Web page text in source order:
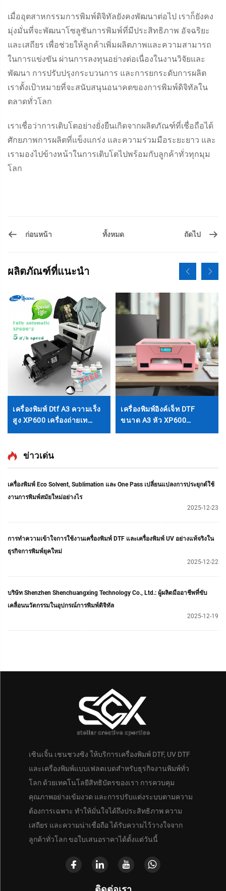
เมื่ออุตสาหกรรมการพิมพ์ดิจิทัลยังคงพัฒนาต่อไป เราก็ยังคง
มุ่งมั่นที่จะพัฒนาโซลูชันการพิมพ์ที่มีประสิทธิภาพ อัจฉริยะ
และเสถียร เพื่อช่วยให้ลูกค้าเพิ่มผลิตภาพและความสามารถ
ในการแข่งขัน ผ่านการลงทุนอย่างต่อเนื่องในงานวิจัยและ
พัฒนา การปรับปรุงกระบวนการ และการยกระดับการผลิต
เราตั้งเป้าหมายที่จะสนับสนุนอนาคตของการพิมพ์ดิจิทัลใน
ตลาดทั่วโลก
เราเชื่อว่าการเติบโตอย่างยั่งยืนเกิดจากผลิตภัณฑ์ที่เชื่อถือได้
ศักยภาพการผลิตที่แข็งแกร่ง และความร่วมมือระยะยาว และ
เรามองไปข้างหน้าในการเติบโตไปพร้อมกับลูกค้าทั่วทุกมุม
โลก
ก่อนหน้า ทั้งหมด ถัดไป
ผลิตภัณฑ์ที่แนะนำ
เครื่องพิมพ์ Dtf A3 ความเร็ง
สูง XP600 เครื่องถ่ายเท
และสิ่งทอทุกชนิด พร้อมเตา
เครื่องพิมพ์อิงค์เจ็ท DTF
ขนาด A3 หัว XP600
ข่าวเด่น
เครื่องพิมพ์ Eco Solvent, Sublimation และ One Pass เปลี่ยนแปลงการประยุกต์ใช้
งานการพิมพ์สมัยใหม่อย่างไร
2025-12-23
การทำความเข้าใจการใช้งานเครื่องพิมพ์ DTF และเครื่องพิมพ์ UV อย่างแท้จริงใน
ธุรกิจการพิมพ์ยุคใหม่
2025-12-22
บริษัท Shenzhen Shenchuangxing Technology Co., Ltd.: ผู้ผลิตมืออาชีพที่ขับ
เคลื่อนนวัตกรรมในอุปกรณ์การพิมพ์ดิจิทัล
2025-12-19
เซินเจิ้น เชนชวงซิง ให้บริการเครื่องพิมพ์ DTF, UV DTF
และเครื่องพิมพ์แบบเฟลตเบดสำหรับธุรกิจงานพิมพ์ทั่ว
โลก ด้วยเทคโนโลยีสิทธิบัตรของเรา การควบคุม
คุณภาพอย่างเข้มงวด และการปรับแต่งระบบตามความ
ต้องการเฉพาะ ทำให้มั่นใจได้ถึงประสิทธิภาพ ความ
เสถียร และความน่าเชื่อถือ ได้รับความไว้วางใจจาก
ลูกค้าทั่วโลก ขอใบเสนอราคาได้ตั้งแต่วันนี้